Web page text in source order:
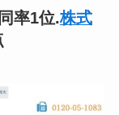
率1位.株式